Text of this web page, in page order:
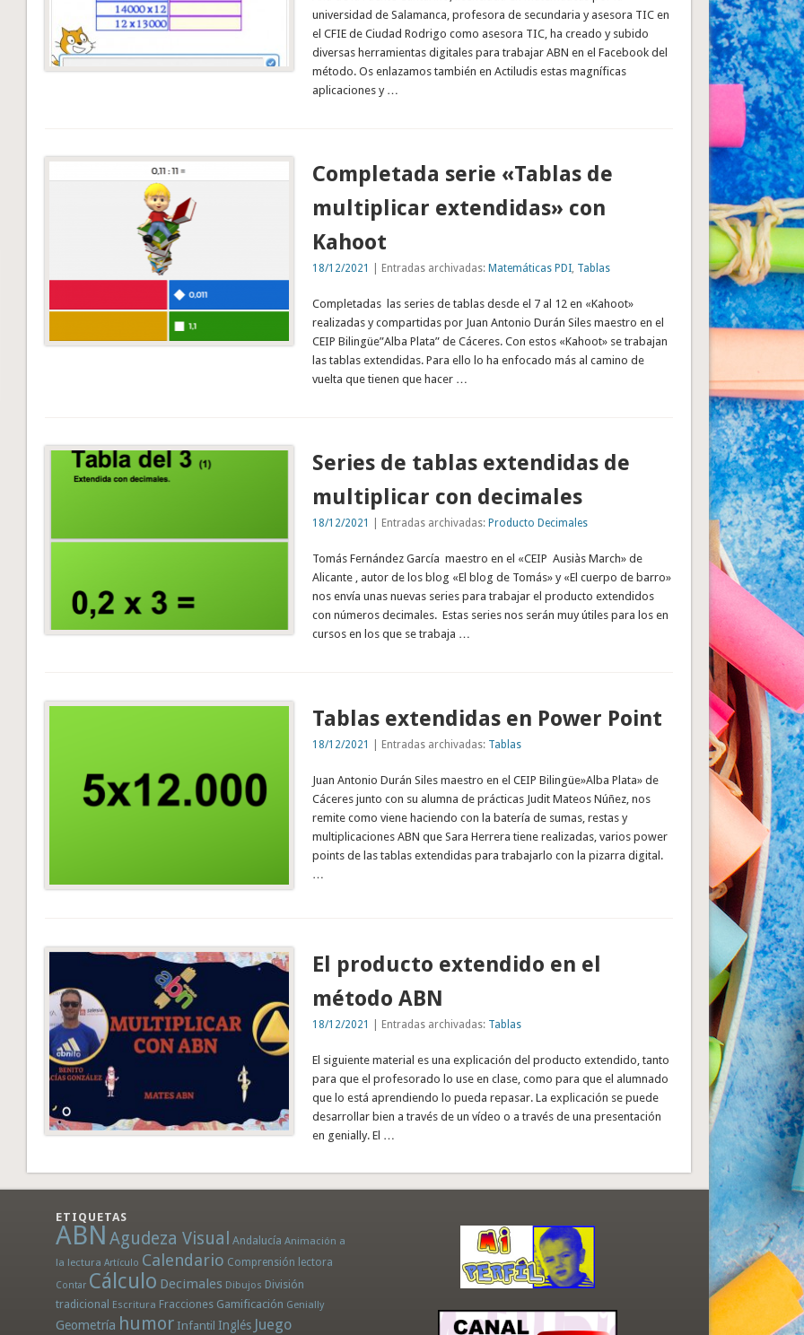
universidad de Salamanca, profesora de secundaria y asesora TIC en
el CFIE de Ciudad Rodrigo como asesora TIC, ha creado y subido
diversas herramientas digitales para trabajar ABN en el Facebook del
método. Os enlazamos también en Actiludis estas magníficas
aplicaciones y …
Completada serie «Tablas de
multiplicar extendidas» con
Kahoot
18/12/2021 | Entradas archivadas: Matemáticas PDI, Tablas
Completadas las series de tablas desde el 7 al 12 en «Kahoot»
realizadas y compartidas por Juan Antonio Durán Siles maestro en el
CEIP Bilingüe”Alba Plata” de Cáceres. Con estos «Kahoot» se trabajan
las tablas extendidas. Para ello lo ha enfocado más al camino de
vuelta que tienen que hacer …
Series de tablas extendidas de
multiplicar con decimales
18/12/2021 | Entradas archivadas: Producto Decimales
Tomás Fernández García maestro en el «CEIP Ausiàs March» de
Alicante , autor de los blog «El blog de Tomás» y «El cuerpo de barro»
nos envía unas nuevas series para trabajar el producto extendidos
con números decimales. Estas series nos serán muy útiles para los en
cursos en los que se trabaja …
Tablas extendidas en Power Point
18/12/2021 | Entradas archivadas: Tablas
Juan Antonio Durán Siles maestro en el CEIP Bilingüe»Alba Plata» de
Cáceres junto con su alumna de prácticas Judit Mateos Núñez, nos
remite como viene haciendo con la batería de sumas, restas y
multiplicaciones ABN que Sara Herrera tiene realizadas, varios power
points de las tablas extendidas para trabajarlo con la pizarra digital.
…
El producto extendido en el
método ABN
18/12/2021 | Entradas archivadas: Tablas
El siguiente material es una explicación del producto extendido, tanto
para que el profesorado lo use en clase, como para que el alumnado
que lo está aprendiendo lo pueda repasar. La explicación se puede
desarrollar bien a través de un vídeo o a través de una presentación
en genially. El …
ETIQUETAS
ABN Agudeza Visual Andalucía Animación a
la lectura Artículo Calendario Comprensión lectora
Contar Cálculo Decimales Dibujos División
tradicional Escritura Fracciones Gamificación Genially
Geometría humor Infantil Inglés Juego